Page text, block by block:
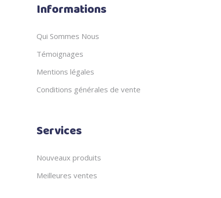
Informations
Qui Sommes Nous
Témoignages
Mentions légales
Conditions générales de vente
Services
Nouveaux produits
Meilleures ventes